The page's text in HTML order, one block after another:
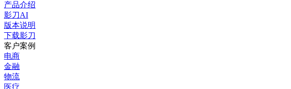
产品介绍
影刀AI
版本说明
下载影刀
客户案例
电商
金融
物流
医疗